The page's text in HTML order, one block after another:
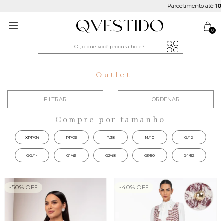
10x sem juros
0
Outlet
FILTRAR ORDENAR
Compre por tamanho
XPP/34 PP/36 P/38 M/40 G/42
GG/44 G1/46 G2/48 G3/50 G4/52
-50% OFF -40% OFF